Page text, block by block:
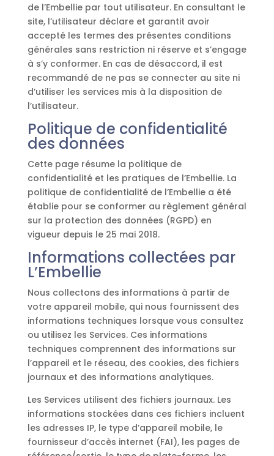
de l’Embellie par tout utilisateur. En consultant le
site, l’utilisateur déclare et garantit avoir
accepté les termes des présentes conditions
générales sans restriction ni réserve et s’engage
à s’y conformer. En cas de désaccord, il est
recommandé de ne pas se connecter au site ni
d’utiliser les services mis à la disposition de
l’utilisateur.
Politique de confidentialité
des données
Cette page résume la politique de
confidentialité et les pratiques de l’Embellie. La
politique de confidentialité de l’Embellie a été
établie pour se conformer au règlement général
sur la protection des données (RGPD) en
vigueur depuis le 25 mai 2018.
Informations collectées par
L’Embellie
Nous collectons des informations à partir de
votre appareil mobile, qui nous fournissent des
informations techniques lorsque vous consultez
ou utilisez les Services. Ces informations
techniques comprennent des informations sur
l’appareil et le réseau, des cookies, des fichiers
journaux et des informations analytiques.
Les Services utilisent des fichiers journaux. Les
informations stockées dans ces fichiers incluent
les adresses IP, le type d’appareil mobile, le
fournisseur d’accès internet (FAI), les pages de